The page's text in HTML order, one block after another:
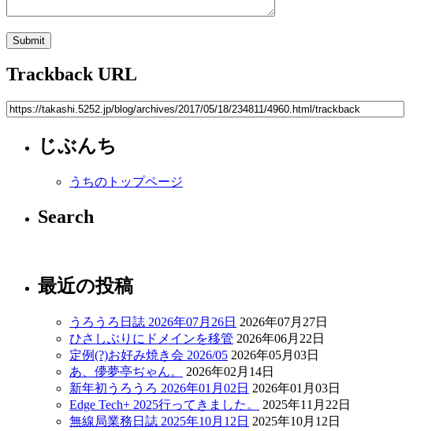
Trackback URL
じぶんち
うちのトップページ
Search
最近の投稿
うろうろ日誌 2026年07月26日 2026年07月27日
ひさしぶりにドメインを移管 2026年06月22日
定例(?)お好み焼き会 2026/05 2026年05月03日
あ、儚夢亭ぢゃん。
2026年02月14日
新年初うろうろ 2026年01月02日 2026年01月03日
Edge Tech+ 2025行ってきました。
2025年11月22日
無線局業務日誌 2025年10月12日 2025年10月12日